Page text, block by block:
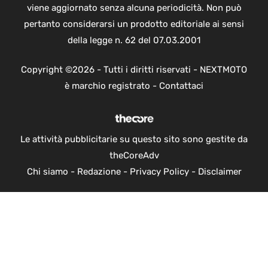
viene aggiornato senza alcuna periodicità. Non può
pertanto considerarsi un prodotto editoriale ai sensi
della legge n. 62 del 07.03.2001
Copyright ©2026 - Tutti i diritti riservati - NEXTMOTO
è marchio registrato - Contattaci
Le attività pubblicitarie su questo sito sono gestite da
theCoreAdv
Chi siamo - Redazione- Privacy Policy- Disclaimer